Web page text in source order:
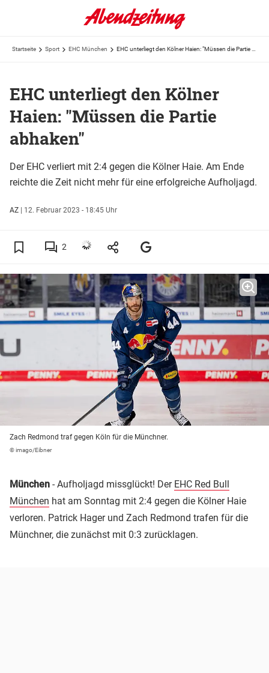
Startseite Sport EHC München
EHC unterliegt den Kölner
Haien: "Müssen die Partie
abhaken"
Der EHC verliert mit 2:4 gegen die Kölner Haie. Am Ende
reichte die Zeit nicht mehr für eine erfolgreiche Aufholjagd.
AZ | 12. Februar 2023 - 18:45 Uhr
2
Zach Redmond traf gegen Köln für die Münchner.
© imago/Eibner
München - Aufholjagd missglückt! Der EHC Red Bull
München hat am Sonntag mit 2:4 gegen die Kölner Haie
verloren. Patrick Hager und Zach Redmond trafen für die
Münchner, die zunächst mit 0:3 zurücklagen.